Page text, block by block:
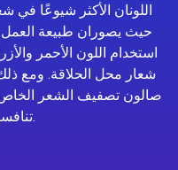
اللونان الأكثر شيوعًا في
حيث يصوران طبيعة العمل
استخدام اللون الأحمر
شعار محل الحلاقة. ومع
صالون تصفيف الشعر
تنافسية في السوق.